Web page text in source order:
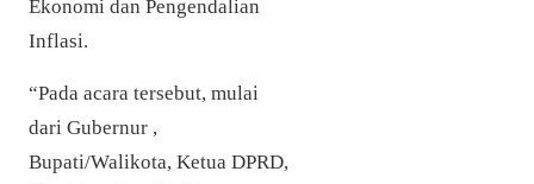
Ekonomi dan Pengendalian
Inflasi.
“Pada acara tersebut, mulai
dari Gubernur ,
Bupati/Walikota, Ketua DPRD,